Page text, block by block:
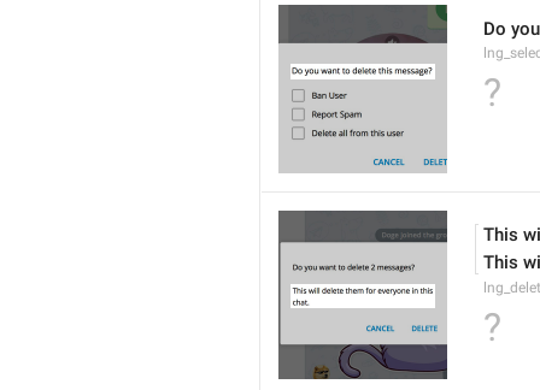
Do
?
This
This
?